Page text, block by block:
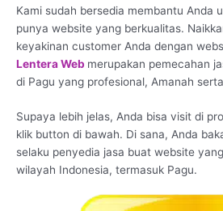
Kami sudah bersedia membantu Anda
punya website yang berkualitas.
keyakinan customer Anda dengan
Lentera Web merupakan pemecahan
di Pagu yang profesional, Amanah
Supaya lebih jelas, Anda bisa visit di
klik button di bawah. Di sana, Anda
selaku penyedia jasa buat website
wilayah Indonesia, termasuk Pagu.